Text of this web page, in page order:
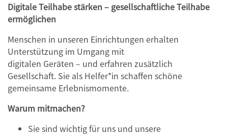
Digitale Teilhabe stärken – gesellschaftliche Teilhabe
ermöglichen
Menschen in unseren Einrichtungen erhalten
Unterstützung im Umgang mit
digitalen Geräten – und erfahren zusätzlich
Gesellschaft. Sie als Helfer*in schaffen schöne
gemeinsame Erlebnismomente.
Warum mitmachen?
Sie sind wichtig für uns und unsere